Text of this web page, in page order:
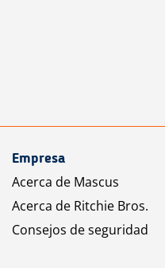
Empresa
Acerca de Mascus
Acerca de Ritchie Bros.
Consejos de seguridad